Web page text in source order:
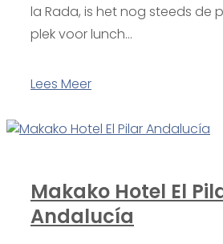
la Rada, is het nog steeds de
plek voor lunch...
Lees Meer
Makako Hotel El
Andalucía